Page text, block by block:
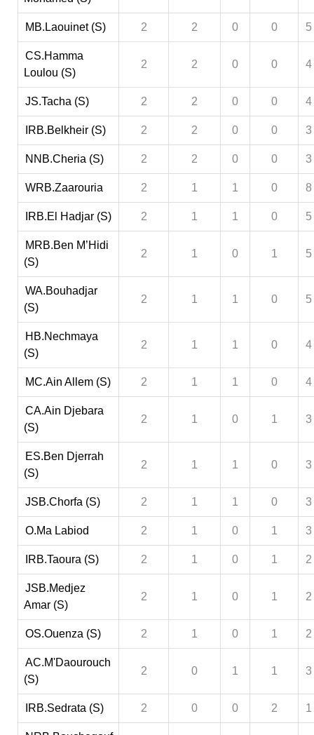
MB.Laouinet (S) 2 2 0 0 5
CS.Hamma
Loulou (S)
2 2 0 0 4
JS.Tacha (S) 2 2 0 0 4
IRB.Belkheir (S) 2 2 0 0 3
NNB.Cheria (S) 2 2 0 0 3
WRB.Zaarouria 2 1 1 0 8
IRB.El Hadjar (S) 2 1 1 0 5
MRB.Ben M’Hidi
(S)
2 1 0 1 5
WA.Bouhadjar
(S)
2 1 1 0 5
HB.Nechmaya
(S)
2 1 1 0 4
MC.Ain Allem (S) 2 1 1 0 4
CA.Ain Djebara
(S)
2 1 0 1 3
ES.Ben Djerrah
(S)
2 1 1 0 3
JSB.Chorfa (S) 2 1 1 0 3
O.Ma Labiod 2 1 0 1 3
IRB.Taoura (S) 2 1 0 1 2
JSB.Medjez
Amar (S)
2 1 0 1 2
OS.Ouenza (S) 2 1 0 1 2
AC.M'Daourouch
(S)
2 0 1 1 3
IRB.Sedrata (S) 2 0 0 2 1